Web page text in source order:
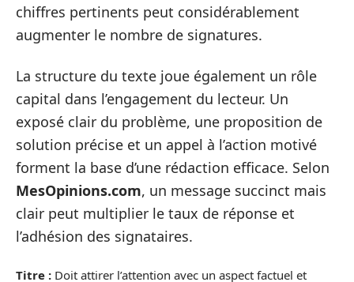
chiffres pertinents peut considérablement
augmenter le nombre de signatures.
La structure du texte joue également un rôle
capital dans l’engagement du lecteur. Un
exposé clair du problème, une proposition de
solution précise et un appel à l’action motivé
forment la base d’une rédaction efficace. Selon
MesOpinions.com, un message succinct mais
clair peut multiplier le taux de réponse et
l’adhésion des signataires.
Titre : Doit attirer l’attention avec un aspect factuel et